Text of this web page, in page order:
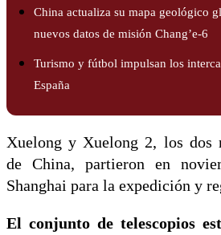
China actualiza su mapa geológico
nuevos datos de misión Chang’e-6
Turismo y fútbol impulsan los
España
Xuelong y Xuelong 2, los dos
de China, partieron en
Shanghai para la expedición y
El conjunto de telescopios